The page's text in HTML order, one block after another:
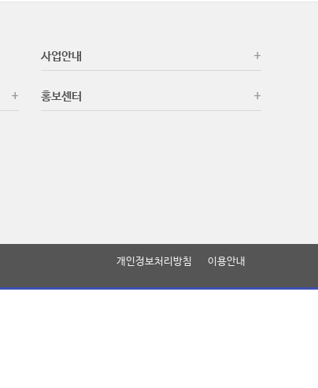
사업안내
홍보센터
이용안내
개인정보처리방침